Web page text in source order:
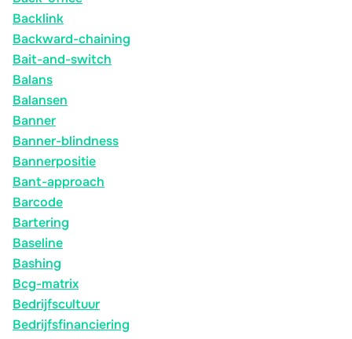
Backlink
Backward-chaining
Bait-and-switch
Balans
Balansen
Banner
Banner-blindness
Bannerpositie
Bant-approach
Barcode
Bartering
Baseline
Bashing
Bcg-matrix
Bedrijfscultuur
Bedrijfsfinanciering